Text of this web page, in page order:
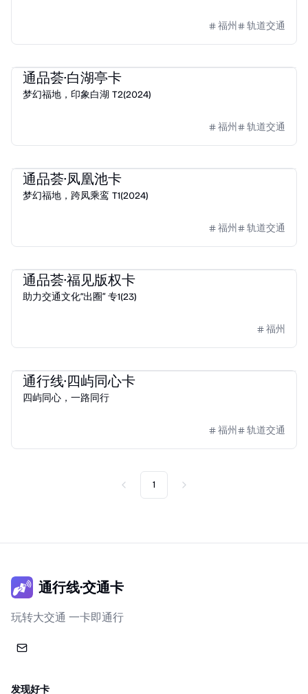
福州 轨道交通
通品荟·白湖亭卡
梦幻福地，印象白湖 T2(2024)
福州 轨道交通
通品荟·凤凰池卡
梦幻福地，跨凤乘鸾 T1(2024)
福州 轨道交通
通品荟·福见版权卡
助力交通文化“出圈” 专1(23)
福州
通行线·四屿同心卡
四屿同心，一路同行
福州 轨道交通
Previous
1 Next
通行线·交通卡
玩转大交通 一卡即通行
发现好卡